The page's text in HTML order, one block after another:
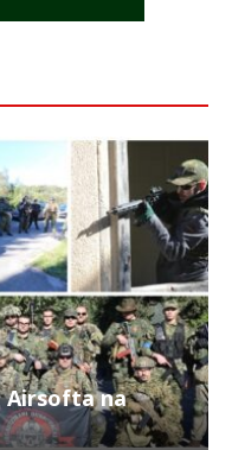
Airsofta na